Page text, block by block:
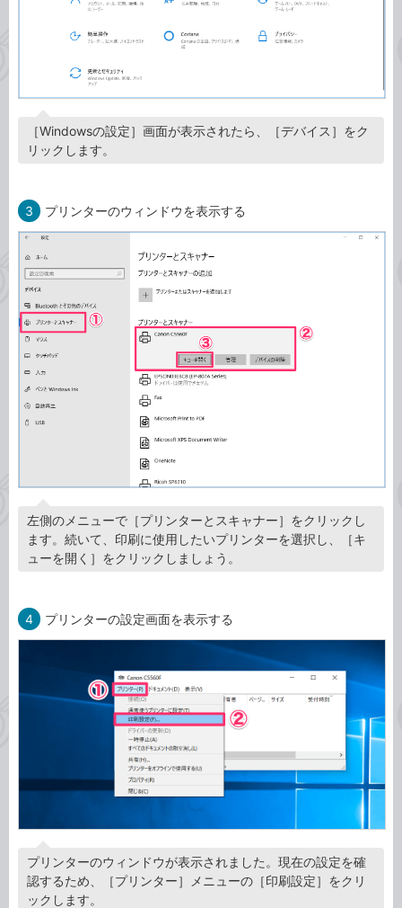
［Windowsの設定］画面が表示されたら、［デバイス］をク
リックします。
3 プリンターのウィンドウを表示する
左側のメニューで［プリンターとスキャナー］をクリックし
ます。続いて、印刷に使用したいプリンターを選択し、［キ
ューを開く］をクリックしましょう。
4 プリンターの設定画面を表示する
プリンターのウィンドウが表示されました。現在の設定を確
認するため、［プリンター］メニューの［印刷設定］をクリ
ックします。